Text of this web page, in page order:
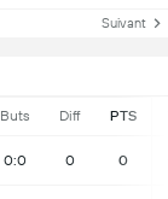
Suivant
Buts Diff PTS
0:0 0 0